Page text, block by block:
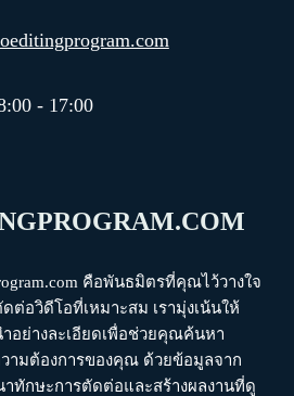
- 17:00
คือพันธมิตรที่คุณไว้วางใจ
ต่อวิดีโอที่เหมาะสม เรามุ่งเน้นให้
อย่างละเอียดเพื่อช่วยคุณค้นหา
ามต้องการของคุณ ด้วยข้อมูลจาก
ทักษะการตัดต่อและสร้างผลงานที่ดู